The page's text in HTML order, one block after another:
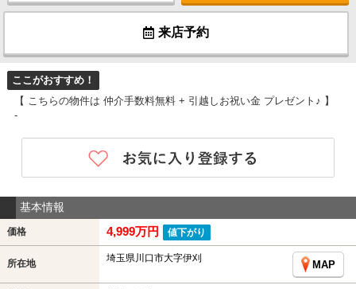
来店予約
ここがおすすめ！
【 こちらの物件は 仲介手数料無料 + 引越しお祝い金 プレゼント♪ 】
-
基本情報
価格 4,999万円 値下がり
所在地 埼玉県川口市大字伊刈
MAP